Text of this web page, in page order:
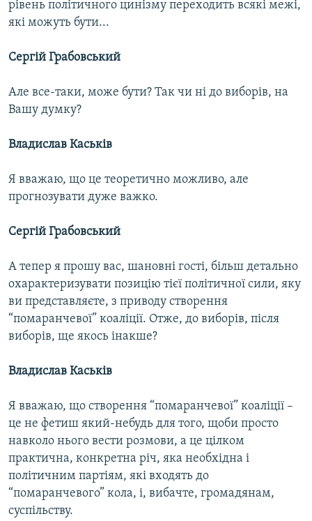
рівень політичного цинізму переходить всякі межі,
які можуть бути...
Сергій Грабовський
Але все-таки, може бути? Так чи ні до виборів, на
Вашу думку?
Владислав Каськів
Я вважаю, що це теоретично можливо, але
прогнозувати дуже важко.
Сергій Грабовський
А тепер я прошу вас, шановні гості, більш детально
охарактеризувати позицію тієї політичної сили, яку
ви представляєте, з приводу створення
“помаранчевої” коаліції. Отже, до виборів, після
виборів, ще якось інакше?
Владислав Каськів
Я вважаю, що створення “помаранчевої” коаліції –
це не фетиш який-небудь для того, щоби просто
навколо нього вести розмови, а це цілком
практична, конкретна річ, яка необхідна і
політичним партіям, які входять до
“помаранчевого” кола, і, вибачте, громадянам,
суспільству.